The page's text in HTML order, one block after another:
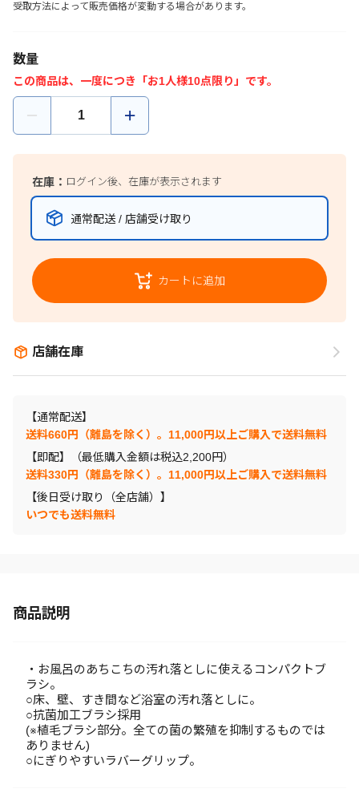
受取方法によって販売価格が変動する場合があります。
数量
この商品は、一度につき「お1人様10点限り」です。
在庫： ログイン後、在庫が表示されます
通常配送 / 店舗受け取り
カートに追加
店舗在庫
【通常配送】
送料660円（離島を除く）。11,000円以上ご購入で送料無料
【即配】（最低購入金額は税込2,200円）
送料330円（離島を除く）。11,000円以上ご購入で送料無料
【後日受け取り（全店舗）】
いつでも送料無料
商品説明
・お風呂のあちこちの汚れ落としに使えるコンパクトブ
ラシ。
○床、壁、すき間など浴室の汚れ落としに。
○抗菌加工ブラシ採用
(※植毛ブラシ部分。全ての菌の繁殖を抑制するものでは
ありません)
○にぎりやすいラバーグリップ。